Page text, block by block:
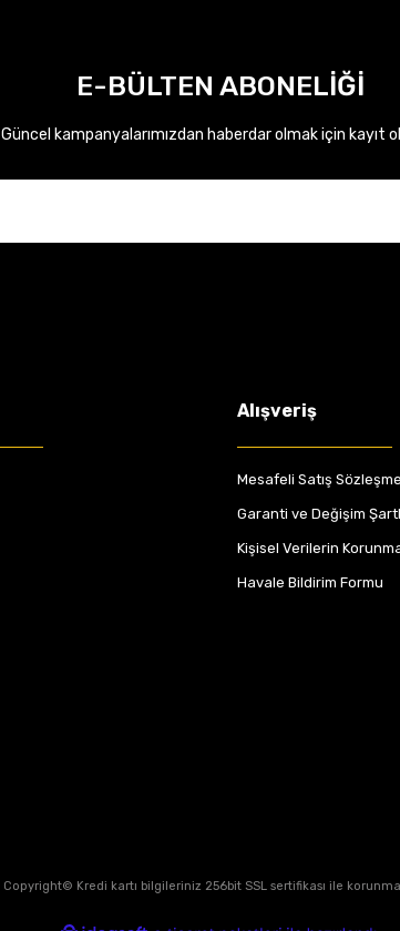
E-BÜLTEN ABONELİĞİ
Güncel kampanyalarımızdan haberdar olmak için kayıt
Alışveriş
Mesafeli Satış
Garanti ve Değişim
Kişisel Verilerin
Havale Bildirim Formu
Copyright© Kredi kartı bilgileriniz 256bit SSL sertifikası ile